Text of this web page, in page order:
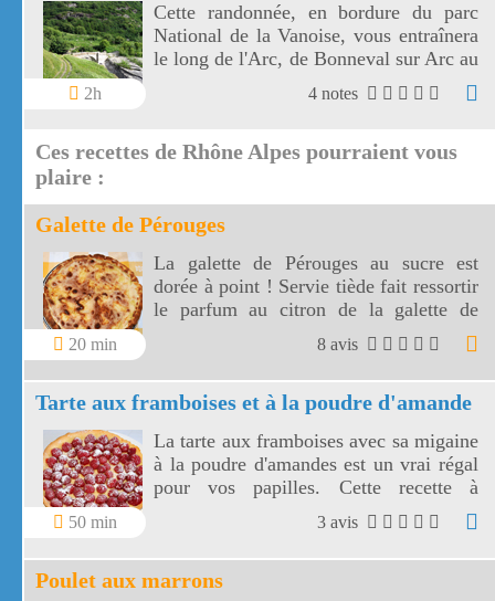
2h
Cette randonnée, en bordure du parc
National de la Vanoise, vous entraînera
le long de l'Arc, de Bonneval sur Arc au
hameau de l'Ecot, à travers éboulis et
prairies fleuries, avec en fond sonore les
4 notes
Ces recettes de Rhône Alpes pourraient vous
plaire :
Galette de Pérouges
20 min
La galette de Pérouges au sucre est
dorée à point ! Servie tiède fait ressortir
le parfum au citron de la galette de
8 avis
Tarte aux framboises et à la poudre d'amande
50 min
La tarte aux framboises avec sa migaine
à la poudre d'amandes est un vrai régal
pour vos papilles. Cette recette à
l'ancienne, très appétissante, va réveiller
en vous un élan de gourmandise.
3 avis
Poulet aux marrons